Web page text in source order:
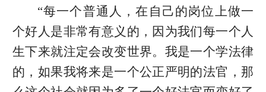
“每一个普通人，在自己的岗位上做一
个好人是非常有意义的，因为我们每一个人
生下来就注定会改变世界。我是一个学法律
的，如果我将来是一个公正严明的法官，那